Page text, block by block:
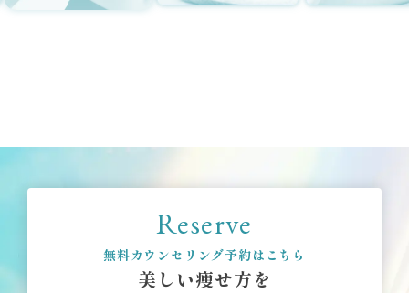
Reserve
無料カウンセリング予約はこちら
美しい痩せ方を